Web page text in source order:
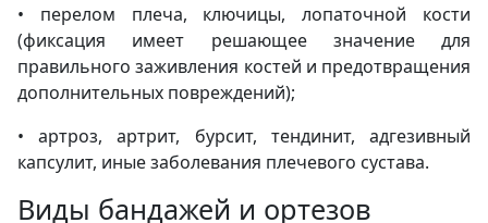
• перелом плеча, ключицы, лопаточной кости
(фиксация имеет решающее значение для
правильного заживления костей и предотвращения
дополнительных повреждений);
• артроз, артрит, бурсит, тендинит, адгезивный
капсулит, иные заболевания плечевого сустава.
Виды бандажей и ортезов